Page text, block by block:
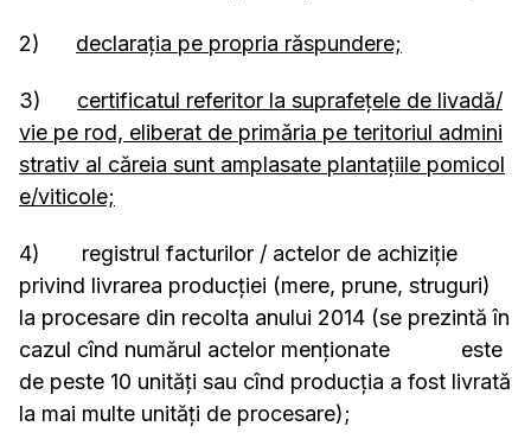
2) declaraţia pe propria răspundere;
3) certificatul referitor la suprafeţele de livadă/
vie pe rod, eliberat de primăria pe teritoriul admini
strativ al căreia sunt amplasate plantaţiile pomicol
e/viticole;
4) registrul facturilor / actelor de achiziţie
privind livrarea producţiei (mere, prune, struguri)
la procesare din recolta anului 2014 (se prezintă în
cazul cînd numărul actelor menţionate este
de peste 10 unităţi sau cînd producţia a fost livrată
la mai multe unităţi de procesare);